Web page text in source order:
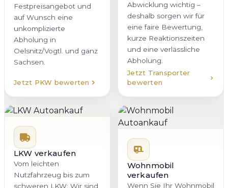
Festpreisangebot und
auf Wunsch eine
unkomplizierte
Abholung in
Oelsnitz/Vogtl. und ganz
Sachsen.
Jetzt PKW bewerten
Abwicklung wichtig –
deshalb sorgen wir für
eine faire Bewertung,
kurze Reaktionszeiten
und eine verlässliche
Abholung.
Jetzt Transporter
bewerten
LKW verkaufen
Vom leichten
Nutzfahrzeug bis zum
schweren LKW: Wir sind
Wohnmobil
verkaufen
Wenn Sie Ihr Wohnmobil